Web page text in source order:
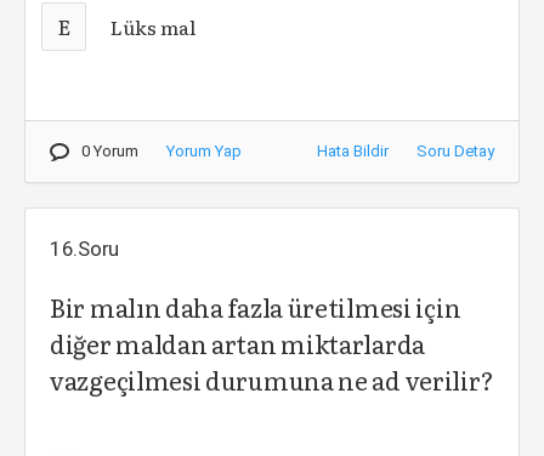
E Lüks mal
0 Yorum Yorum Yap Hata Bildir Soru Detay
16.Soru
Bir malın daha fazla üretilmesi için
diğer maldan artan miktarlarda
vazgeçilmesi durumuna ne ad verilir?